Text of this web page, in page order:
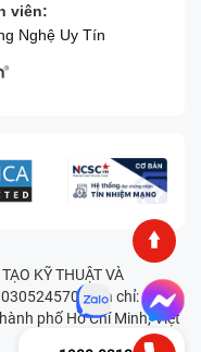
viên:
Nghệ Uy Tín
KỸ THUẬT VÀ
0305245702 Địa chỉ:
phố Hồ Chí Minh, Việt